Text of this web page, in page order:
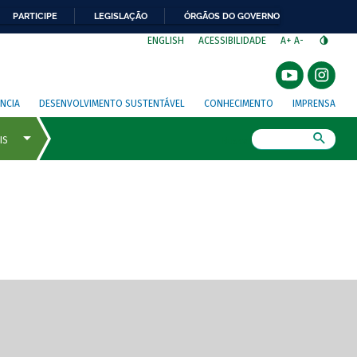
PARTICIPE LEGISLAÇÃO ÓRGÃOS DO GOVERNO
ENGLISH ACESSIBILIDADE A+ A-
DESENVOLVIMENTO SUSTENTÁVEL CONHECIMENTO IMPRENSA
de tela